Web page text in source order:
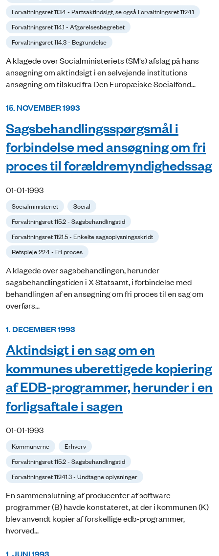
Forvaltningsret 113.4 - Partsaktindsigt, se også Forvaltningsret 1124.1
Forvaltningsret 114.1 - Afgørelsesbegrebet
Forvaltningsret 114.3 - Begrundelse
A klagede over Socialministeriets (SM's) afslag på hans
ansøgning om aktindsigt i en selvejende institutions
ansøgning om tilskud fra Den Europæiske Socialfond...
15. NOVEMBER 1993
Sagsbehandlingsspørgsmål i
forbindelse med ansøgning om fri
proces til forældremyndighedssag
01-01-1993
Socialministeriet
Social
Forvaltningsret 115.2 - Sagsbehandlingstid
Forvaltningsret 1121.5 - Enkelte sagsoplysningsskridt
Retspleje 22.4 - Fri proces
A klagede over sagsbehandlingen, herunder
sagsbehandlingstiden i X Statsamt, i forbindelse med
behandlingen af en ansøgning om fri proces til en sag om
overførs...
1. DECEMBER 1993
Aktindsigt i en sag om en
kommunes uberettigede kopiering
af EDB-programmer, herunder i en
forligsaftale i sagen
01-01-1993
Kommunerne
Erhverv
Forvaltningsret 115.2 - Sagsbehandlingstid
Forvaltningsret 11241.3 - Undtagne oplysninger
En sammenslutning af producenter af software-
programmer (B) havde konstateret, at der i kommunen (K)
blev anvendt kopier af forskellige edb-programmer,
hvorved...